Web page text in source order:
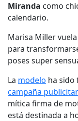
Miranda como
calendario.
Marisa Miller
para
poses super
La modelo ha sido
campaña
mítica firma de
está destinada a